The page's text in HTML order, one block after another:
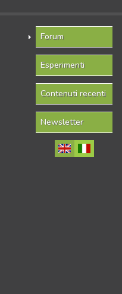
Forum
Esperimenti
Contenuti recenti
Newsletter